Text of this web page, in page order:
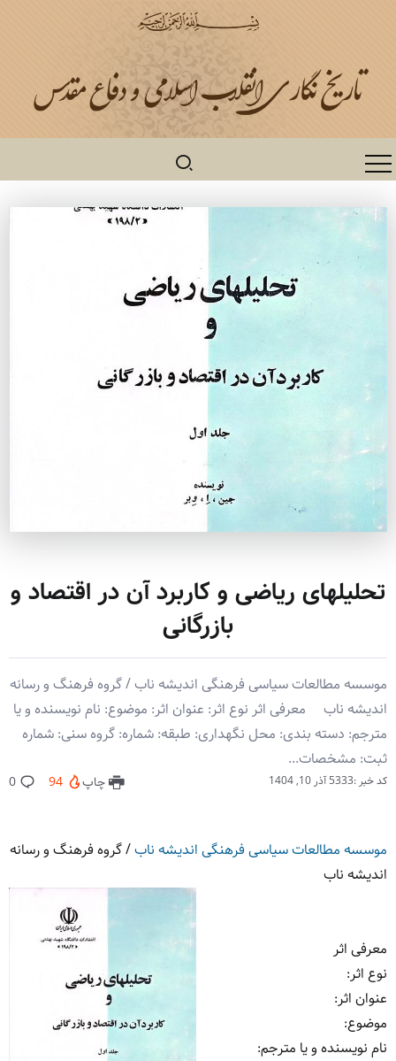
تحلیلهای ریاضی و کاربرد آن در اقتصاد و
بازرگانی
موسسه مطالعات سیاسی فرهنگی اندیشه ناب / گروه فرهنگ و رسانه
اندیشه ناب معرفی اثر نوع اثر: عنوان اثر: موضوع: نام نویسنده و یا
مترجم: دسته بندی: محل نگهداری: طبقه: شماره: گروه سنی: شماره
ثبت: مشخصات...
کد خبر :5333 آذر 10, 1404 چاپ 94
0
موسسه مطالعات سیاسی فرهنگی اندیشه ناب/گروه فرهنگ و رسانه
اندیشه ناب
معرفی اثر
نوع اثر:
عنوان اثر:
موضوع:
نام نویسنده و یا مترجم: